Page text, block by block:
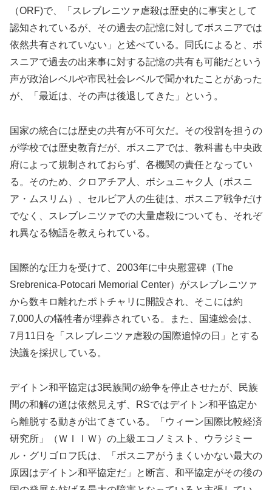
（ORF)で、「スレブレニツァ虐殺は歴史的に事実として
認知されているが、その過去の記憶に対してボスニアでは
依然共有されていない」と述べている。同氏によると、ボ
スニアで過去の出来事に対する記憶の共有も可能だという
声が政治レベルや市民社会レベルで聞かれたことがあった
が、「最近は、その声は後退してきた」という。
国家の統合には歴史の共有が不可欠だ。その役割を担うの
が学校では歴史教育だが、ボスニアでは、教科書も中央政
府によって規制されておらず、各機関の責任となってい
る。そのため、クロアチア人、ボシュニャク人（ボスニ
ア・ムスリム）、セルビア人の生徒は、ボスニア戦争だけ
でなく、スレブレニツァでの大量虐殺についても、それぞ
れ異なる物語を教えられている。
国際的な圧力を受けて、2003年に中央慰霊碑（The
Srebrenica-Potocari Memorial Center）がスレブレニツァ
から数キロ離れたポトチャリに開設され、そこには約
7,000人の犠牲者が埋葬されている。また、国連総会は、
7月11日を「スレブレニツァ虐殺の国際追悼の日」とする
決議を採択している。
デイトン和平協定は3民族間の紛争を停止させたが、民族
間の和解の道は依然見えず、RSではデイトン和平協定か
ら離脱する動きが出てきている。「ウィーン国際比較経済
研究所」（ＷＩＩＷ）の上級エコノミスト、ウラジミー
ル・グリゴロフ氏は、「ボスニアがうまくいかない最大の
原因はデイトン和平協定だ」と断言、和平協定がその後の